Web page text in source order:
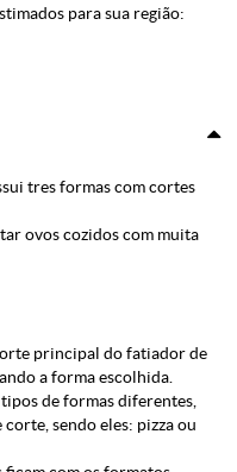
para sua região:
tres formas com cortes
ovos cozidos com muita
principal do fatiador de
a forma escolhida.
de formas diferentes,
sendo eles: pizza ou